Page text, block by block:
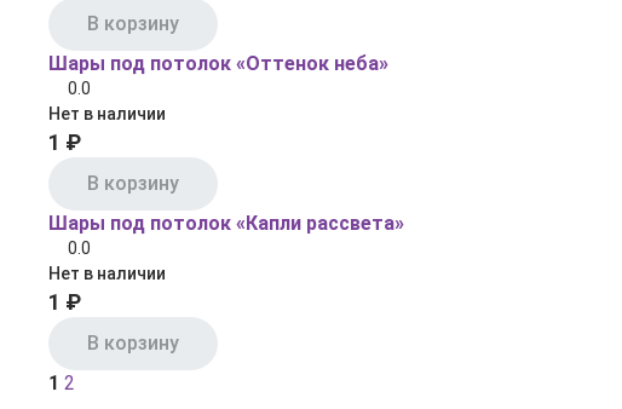
В корзину
Шары под потолок «Оттенок неба»
0.0
Нет в наличии
1 ₽
В корзину
Шары под потолок «Капли рассвета»
0.0
Нет в наличии
1 ₽
В корзину
1 2